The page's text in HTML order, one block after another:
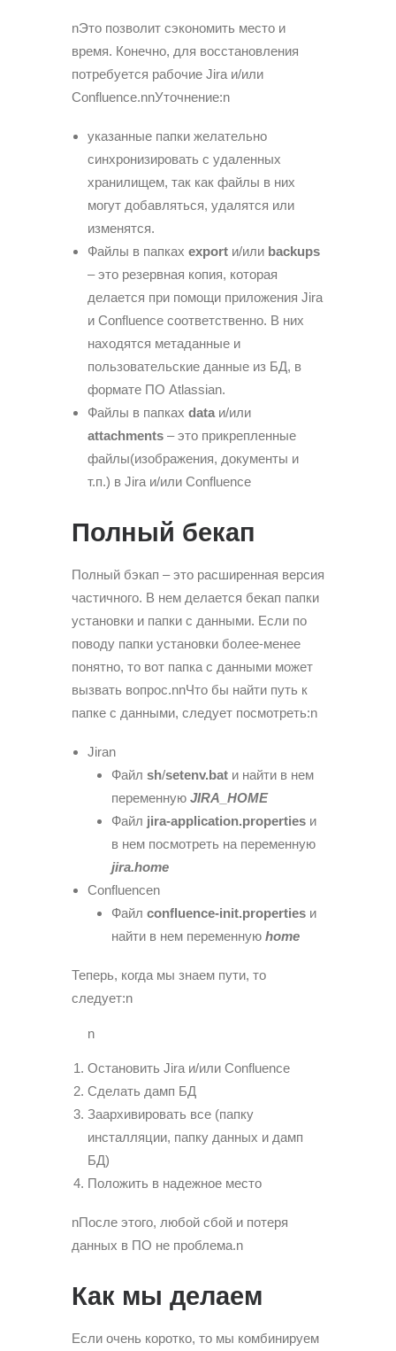
nЭто позволит сэкономить место и
время. Конечно, для восстановления
потребуется рабочие Jira и/или
Confluence.nnУточнение:n
указанные папки желательно
синхронизировать с удаленных
хранилищем, так как файлы в них
могут добавляться, удалятся или
изменятся.
Файлы в папках export и/или backups
– это резервная копия, которая
делается при помощи приложения Jira
и Confluence соответственно. В них
находятся метаданные и
пользовательские данные из БД, в
формате ПО Atlassian.
Файлы в папках data и/или
attachments – это прикрепленные
файлы(изображения, документы и
т.п.) в Jira и/или Confluence
Полный бекап
Полный бэкап – это расширенная версия
частичного. В нем делается бекап папки
установки и папки с данными. Если по
поводу папки установки более-менее
понятно, то вот папка с данными может
вызвать вопрос.nnЧто бы найти путь к
папке с данными, следует посмотреть:n
Jiran
Файл sh/setenv.bat и найти в нем
переменную JIRA_HOME
Файл jira-application.properties и
в нем посмотреть на переменную
jira.home
Confluencen
Файл confluence-init.properties и
найти в нем переменную home
Теперь, когда мы знаем пути, то
следует:n
n
Остановить Jira и/или Confluence
Сделать дамп БД
Заархивировать все (папку
инсталляции, папку данных и дамп
БД)
Положить в надежное место
nПосле этого, любой сбой и потеря
данных в ПО не проблема.n
Как мы делаем
Если очень коротко, то мы комбинируем